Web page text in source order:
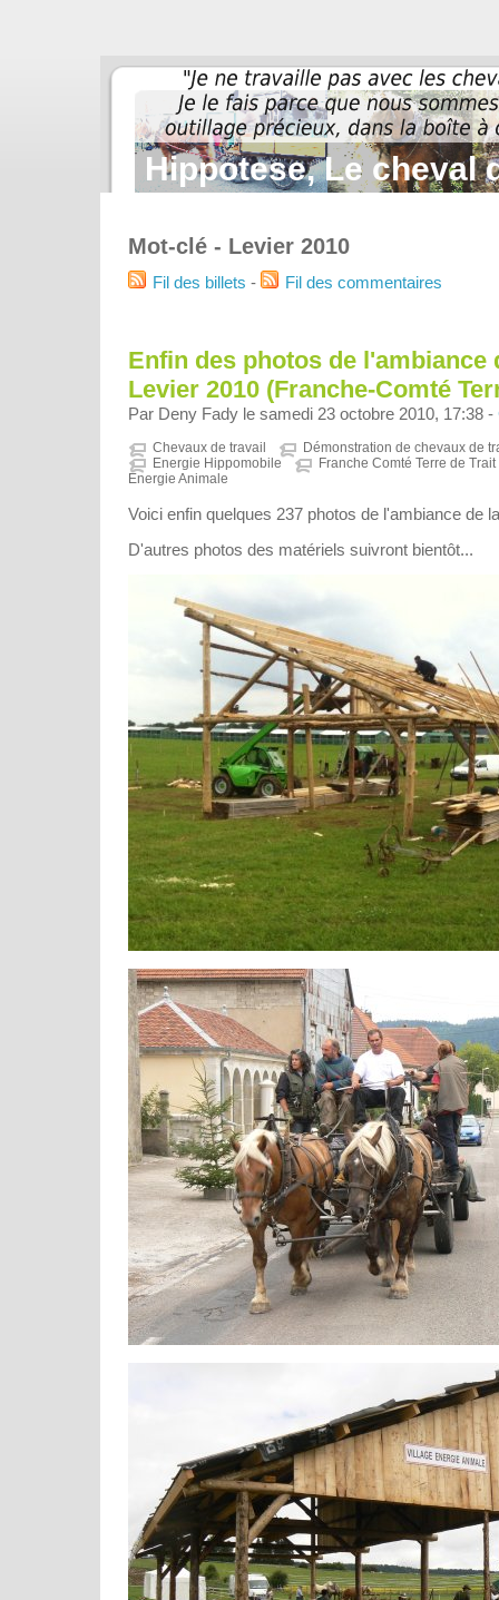
Hippotese, Le cheval
Mot-clé - Levier 2010
Fil des billets - Fil des commentaires
Enfin des photos de l'ambiance
Levier 2010 (Franche-Comté
Par Deny Fady le samedi 23 octobre 2010, 17:38 -
Chevaux de travail
Démonstration de chevaux de
Energie Hippomobile
Franche Comté Terre de Trait
Energie Animale
Voici enfin quelques 237 photos de l'ambiance de
D'autres photos des matériels suivront bientôt...